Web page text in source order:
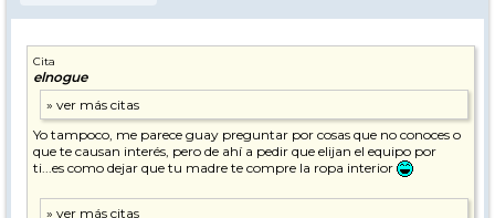
Cita
elnogue
Yo tampoco, me parece guay preguntar por cosas que no conoces o
que te causan interés, pero de ahí a pedir que elijan el equipo por
ti...es como dejar que tu madre te compre la ropa interior